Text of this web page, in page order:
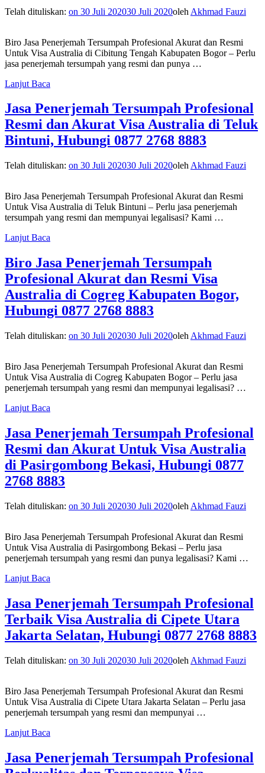
Telah dituliskan: on 30 Juli 202030 Juli 2020oleh Akhmad Fauzi
Biro Jasa Penerjemah Tersumpah Profesional Akurat dan Resmi
Untuk Visa Australia di Cibitung Tengah Kabupaten Bogor – Perlu
jasa penerjemah tersumpah yang resmi dan punya …
Lanjut Baca
Jasa Penerjemah Tersumpah Profesional
Resmi dan Akurat Visa Australia di Teluk
Bintuni, Hubungi 0877 2768 8883
Telah dituliskan: on 30 Juli 202030 Juli 2020oleh Akhmad Fauzi
Biro Jasa Penerjemah Tersumpah Profesional Akurat dan Resmi
Untuk Visa Australia di Teluk Bintuni – Perlu jasa penerjemah
tersumpah yang resmi dan mempunyai legalisasi? Kami …
Lanjut Baca
Biro Jasa Penerjemah Tersumpah
Profesional Akurat dan Resmi Visa
Australia di Cogreg Kabupaten Bogor,
Hubungi 0877 2768 8883
Telah dituliskan: on 30 Juli 202030 Juli 2020oleh Akhmad Fauzi
Biro Jasa Penerjemah Tersumpah Profesional Akurat dan Resmi
Untuk Visa Australia di Cogreg Kabupaten Bogor – Perlu jasa
penerjemah tersumpah yang resmi dan mempunyai legalisasi? …
Lanjut Baca
Jasa Penerjemah Tersumpah Profesional
Resmi dan Akurat Untuk Visa Australia
di Pasirgombong Bekasi, Hubungi 0877
2768 8883
Telah dituliskan: on 30 Juli 202030 Juli 2020oleh Akhmad Fauzi
Biro Jasa Penerjemah Tersumpah Profesional Akurat dan Resmi
Untuk Visa Australia di Pasirgombong Bekasi – Perlu jasa
penerjemah tersumpah yang resmi dan punya legalisasi? Kami …
Lanjut Baca
Jasa Penerjemah Tersumpah Profesional
Terbaik Visa Australia di Cipete Utara
Jakarta Selatan, Hubungi 0877 2768 8883
Telah dituliskan: on 30 Juli 202030 Juli 2020oleh Akhmad Fauzi
Biro Jasa Penerjemah Tersumpah Profesional Akurat dan Resmi
Untuk Visa Australia di Cipete Utara Jakarta Selatan – Perlu jasa
penerjemah tersumpah yang resmi dan mempunyai …
Lanjut Baca
Jasa Penerjemah Tersumpah Profesional